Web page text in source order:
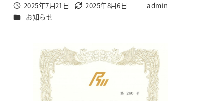
投稿日
2025年7月21日
更新日
2025年8月6日
admin
カテゴリー
お知らせ